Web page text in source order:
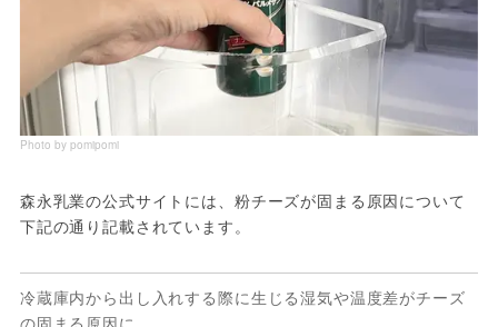
Photo by pomipomi
森永乳業の公式サイトには、粉チーズが固まる原因について
下記の通り記載されています。
冷蔵庫内から出し入れする際に生じる湿気や温度差がチーズ
の固まる原因に